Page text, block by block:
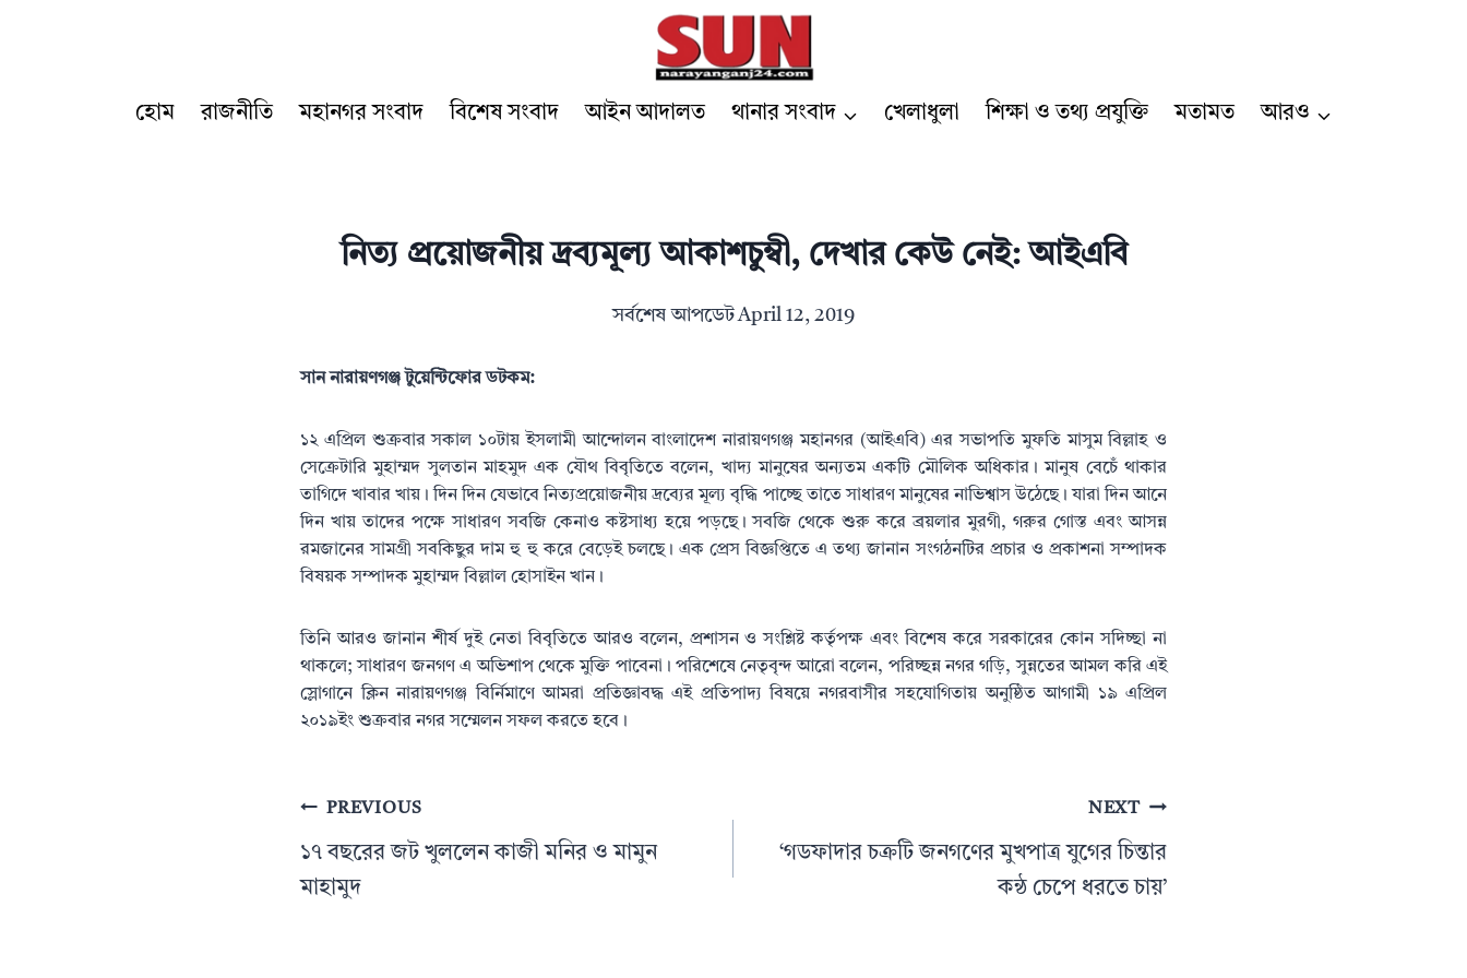
হোম
রাজনীতি মহানগর সংবাদ বিশেষ সংবাদ আইন আদালত থানার সংবাদ খেলাধুলা শিক্ষা ও তথ্য প্রযুক্তি মতামত আরও
নিত্য প্রয়োজনীয় দ্রব্যমূল্য আকাশচুম্বী, দেখার কেউ নেই: আইএবি
সর্বশেষ আপডেটApril 12, 2019
সান নারায়ণগঞ্জ টুয়েন্টিফোর ডটকম:
১২ এপ্রিল শুক্রবার সকাল ১০টায় ইসলামী আন্দোলন বাংলাদেশ নারায়ণগঞ্জ মহানগর (আইএবি) এর সভাপতি মুফতি মাসুম বিল্লাহ ও
সেক্রেটারি মুহাম্মদ সুলতান মাহমুদ এক যৌথ বিবৃতিতে বলেন, খাদ্য মানুষের অন্যতম একটি মৌলিক অধিকার। মানুষ বেচেঁ থাকার
তাগিদে খাবার খায়। দিন দিন যেভাবে নিত্যপ্রয়োজনীয় দ্রব্যের মূল্য বৃদ্ধি পাচ্ছে তাতে সাধারণ মানুষের নাভিশ্বাস উঠেছে। যারা দিন আনে
দিন খায় তাদের পক্ষে সাধারণ সবজি কেনাও কষ্টসাধ্য হয়ে পড়ছে। সবজি থেকে শুরু করে ব্রয়লার মুরগী, গরুর গোস্ত এবং আসন্ন
রমজানের সামগ্রী সবকিছুর দাম হু হু করে বেড়েই চলছে। এক প্রেস বিজ্ঞপ্তিতে এ তথ্য জানান সংগঠনটির প্রচার ও প্রকাশনা সম্পাদক
বিষয়ক সম্পাদক মুহাম্মদ বিল্লাল হোসাইন খান।
তিনি আরও জানান শীর্ষ দুই নেতা বিবৃতিতে আরও বলেন, প্রশাসন ও সংশ্লিষ্ট কর্তৃপক্ষ এবং বিশেষ করে সরকারের কোন সদিচ্ছা না
থাকলে; সাধারণ জনগণ এ অভিশাপ থেকে মুক্তি পাবেনা। পরিশেষে নেতৃবৃন্দ আরো বলেন, পরিচ্ছন্ন নগর গড়ি, সুন্নতের আমল করি এই
স্লোগানে ক্লিন নারায়ণগঞ্জ বির্নিমাণে আমরা প্রতিজ্ঞাবদ্ধ এই প্রতিপাদ্য বিষয়ে নগরবাসীর সহযোগিতায় অনুষ্ঠিত আগামী ১৯ এপ্রিল
২০১৯ইং শুক্রবার নগর সম্মেলন সফল করতে হবে।
PostPREVIOUS
১৭ বছরের জট খুললেন কাজী মনির ও মামুন
মাহামুদ
NEXT
‘গডফাদার চক্রটি জনগণের মুখপাত্র যুগের চিন্তার
কন্ঠ চেপে ধরতে চায়’